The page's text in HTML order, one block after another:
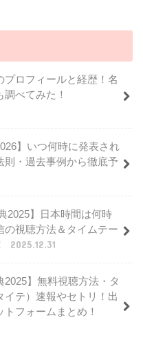
プロフィールと経歴！名
べてみた！
】いつ何時に発表され
則・過去事例から徹底予
2025】日本時間は何時
の視聴方法＆タイムテー
2025.12.31
2025】無料視聴方法・タ
イテ）速報やセトリ！出
フォームまとめ！